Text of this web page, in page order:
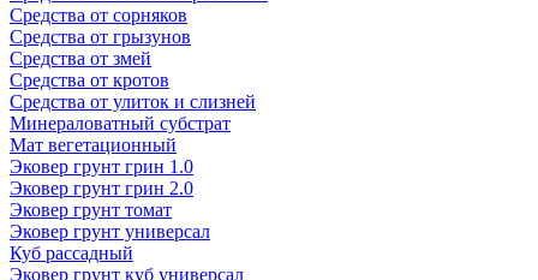
Средства от сорняков
Средства от грызунов
Средства от змей
Средства от кротов
Средства от улиток и слизней
Минераловатный субстрат
Мат вегетационный
Эковер грунт грин 1.0
Эковер грунт грин 2.0
Эковер грунт томат
Эковер грунт универсал
Куб рассадный
Эковер грунт куб универсал